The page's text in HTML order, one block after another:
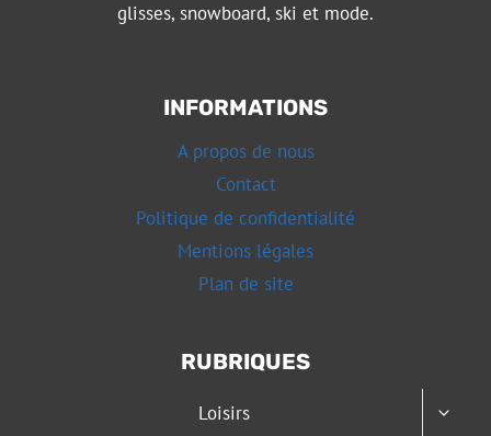
glisses, snowboard, ski et mode.
INFORMATIONS
A propos de nous
Contact
Politique de confidentialité
Mentions légales
Plan de site
RUBRIQUES
Loisirs